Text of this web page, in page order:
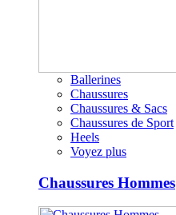
Ballerines
Chaussures
Chaussures & Sacs
Chaussures de Sport
Heels
Voyez plus
Chaussures Hommes